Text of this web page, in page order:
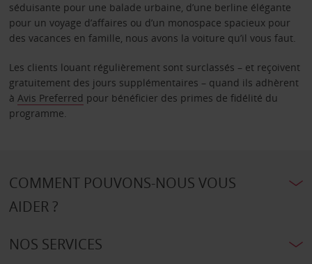
séduisante pour une balade urbaine, d’une berline élégante
pour un voyage d’affaires ou d’un monospace spacieux pour
des vacances en famille, nous avons la voiture qu’il vous faut.
Les clients louant régulièrement sont surclassés – et reçoivent
gratuitement des jours supplémentaires – quand ils adhèrent
à Avis Preferred pour bénéficier des primes de fidélité du
programme.
COMMENT POUVONS-NOUS VOUS
AIDER ?
NOS SERVICES